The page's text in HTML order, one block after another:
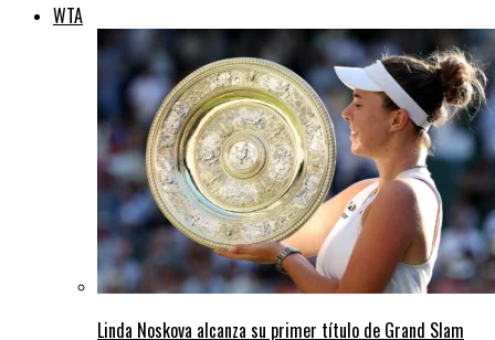
WTA
Linda Noskova alcanza su primer título de Grand Slam